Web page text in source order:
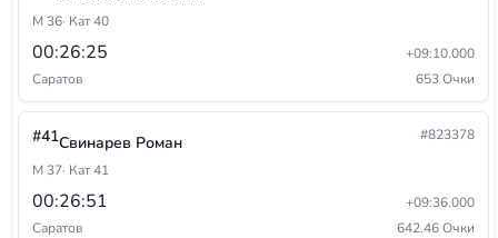
М 36· Кат 40
00:26:25
+09:10.000
Саратов
653 Очки
#41Свинарев Роман
#823378
М 37· Кат 41
00:26:51
+09:36.000
Саратов
642.46 Очки